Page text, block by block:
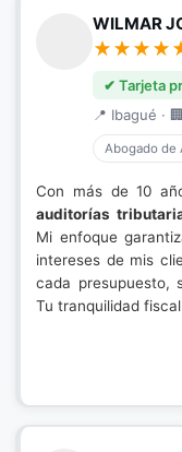
WILMAR
✔ Tarjeta
📍 Ibagué ·
Abogado de
Con más de 10
auditorías
Mi enfoque
intereses de mis
cada presupuesto,
Tu tranquilidad